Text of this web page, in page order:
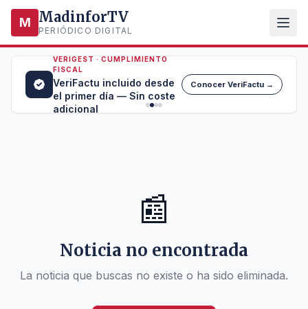
M MadinforTV
PERIÓDICO DIGITAL
VERIGEST · CUMPLIMIENTO
FISCAL
VeriFactu incluido desde
el primer día — Sin coste
adicional
Conocer VeriFactu →
📰
Noticia no encontrada
La noticia que buscas no existe o ha sido eliminada.